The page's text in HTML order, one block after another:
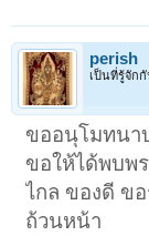
perish
เป็นที่รู้จัก
ขออนุโมทนา
ขอให้ได้พบพ
ไกล ของดี ข
ถ้วนหน้า